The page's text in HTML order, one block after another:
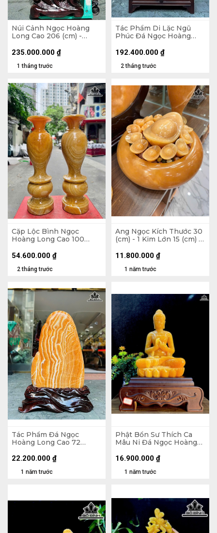
Núi Cảnh Ngọc Hoàng
Long Cao 206 (cm) -
1 tháng trước
235.000.000 ₫
Tác Phẩm Di Lặc Ngũ
Phúc Đá Ngọc Hoàng
(cm ) - Cả Đế 173 x 107 x
2 tháng trước
192.400.000 ₫
Cặp Lộc Bình Ngọc
Hoàng Long Cao 100
2 tháng trước
54.600.000 ₫
Ang Ngọc Kích Thước 30
(cm) - 1 Kim Lớn 15 (cm) -
1 năm trước
11.800.000 ₫
Tác Phẩm Đá Ngọc
Hoàng Long Cao 72
Cao Cả Đế 86 (cm) - Nặng
1 năm trước
22.200.000 ₫
Phật Bổn Sư Thích Ca
Mâu Ni Đá Ngọc Hoàng
Ngang 37 Sâu 22 (cm)
1 năm trước
16.900.000 ₫